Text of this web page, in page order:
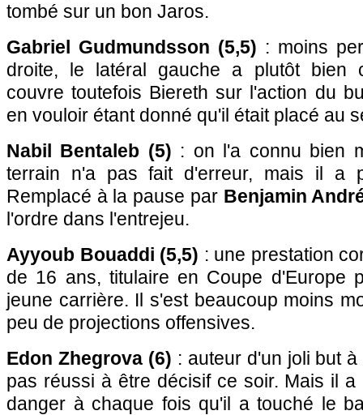
tombé sur un bon Jaros.
Gabriel Gudmundsson (5,5) : moins
droite, le latéral gauche a plutôt bien
couvre toutefois Biereth sur l'action du
en vouloir étant donné qu'il était placé au
Nabil Bentaleb (5) : on l'a connu bien
terrain n'a pas fait d'erreur, mais il a
Remplacé à la pause par Benjamin
l'ordre dans l'entrejeu.
Ayyoub Bouaddi (5,5) : une prestation
de 16 ans, titulaire en Coupe d'Europe
jeune carrière. Il s'est beaucoup moins
peu de projections offensives.
Edon Zhegrova (6) : auteur d'un joli but
pas réussi à être décisif ce soir. Mais il a
danger à chaque fois qu'il a touché le